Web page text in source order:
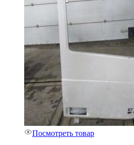
Посмотреть товар